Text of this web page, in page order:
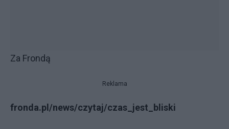
Za Frondą
Reklama
fronda.pl/news/czytaj/czas_jest_bliski